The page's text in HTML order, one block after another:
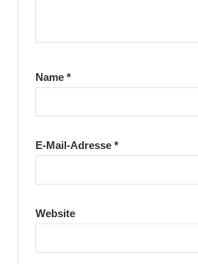
Name *
E-Mail-Adresse *
Website